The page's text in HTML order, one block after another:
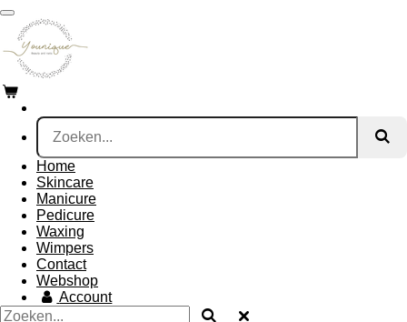
Ga
direct
naar
de
hoofdinhoud
Home
Skincare
Manicure
Pedicure
Waxing
Wimpers
Contact
Webshop
Account